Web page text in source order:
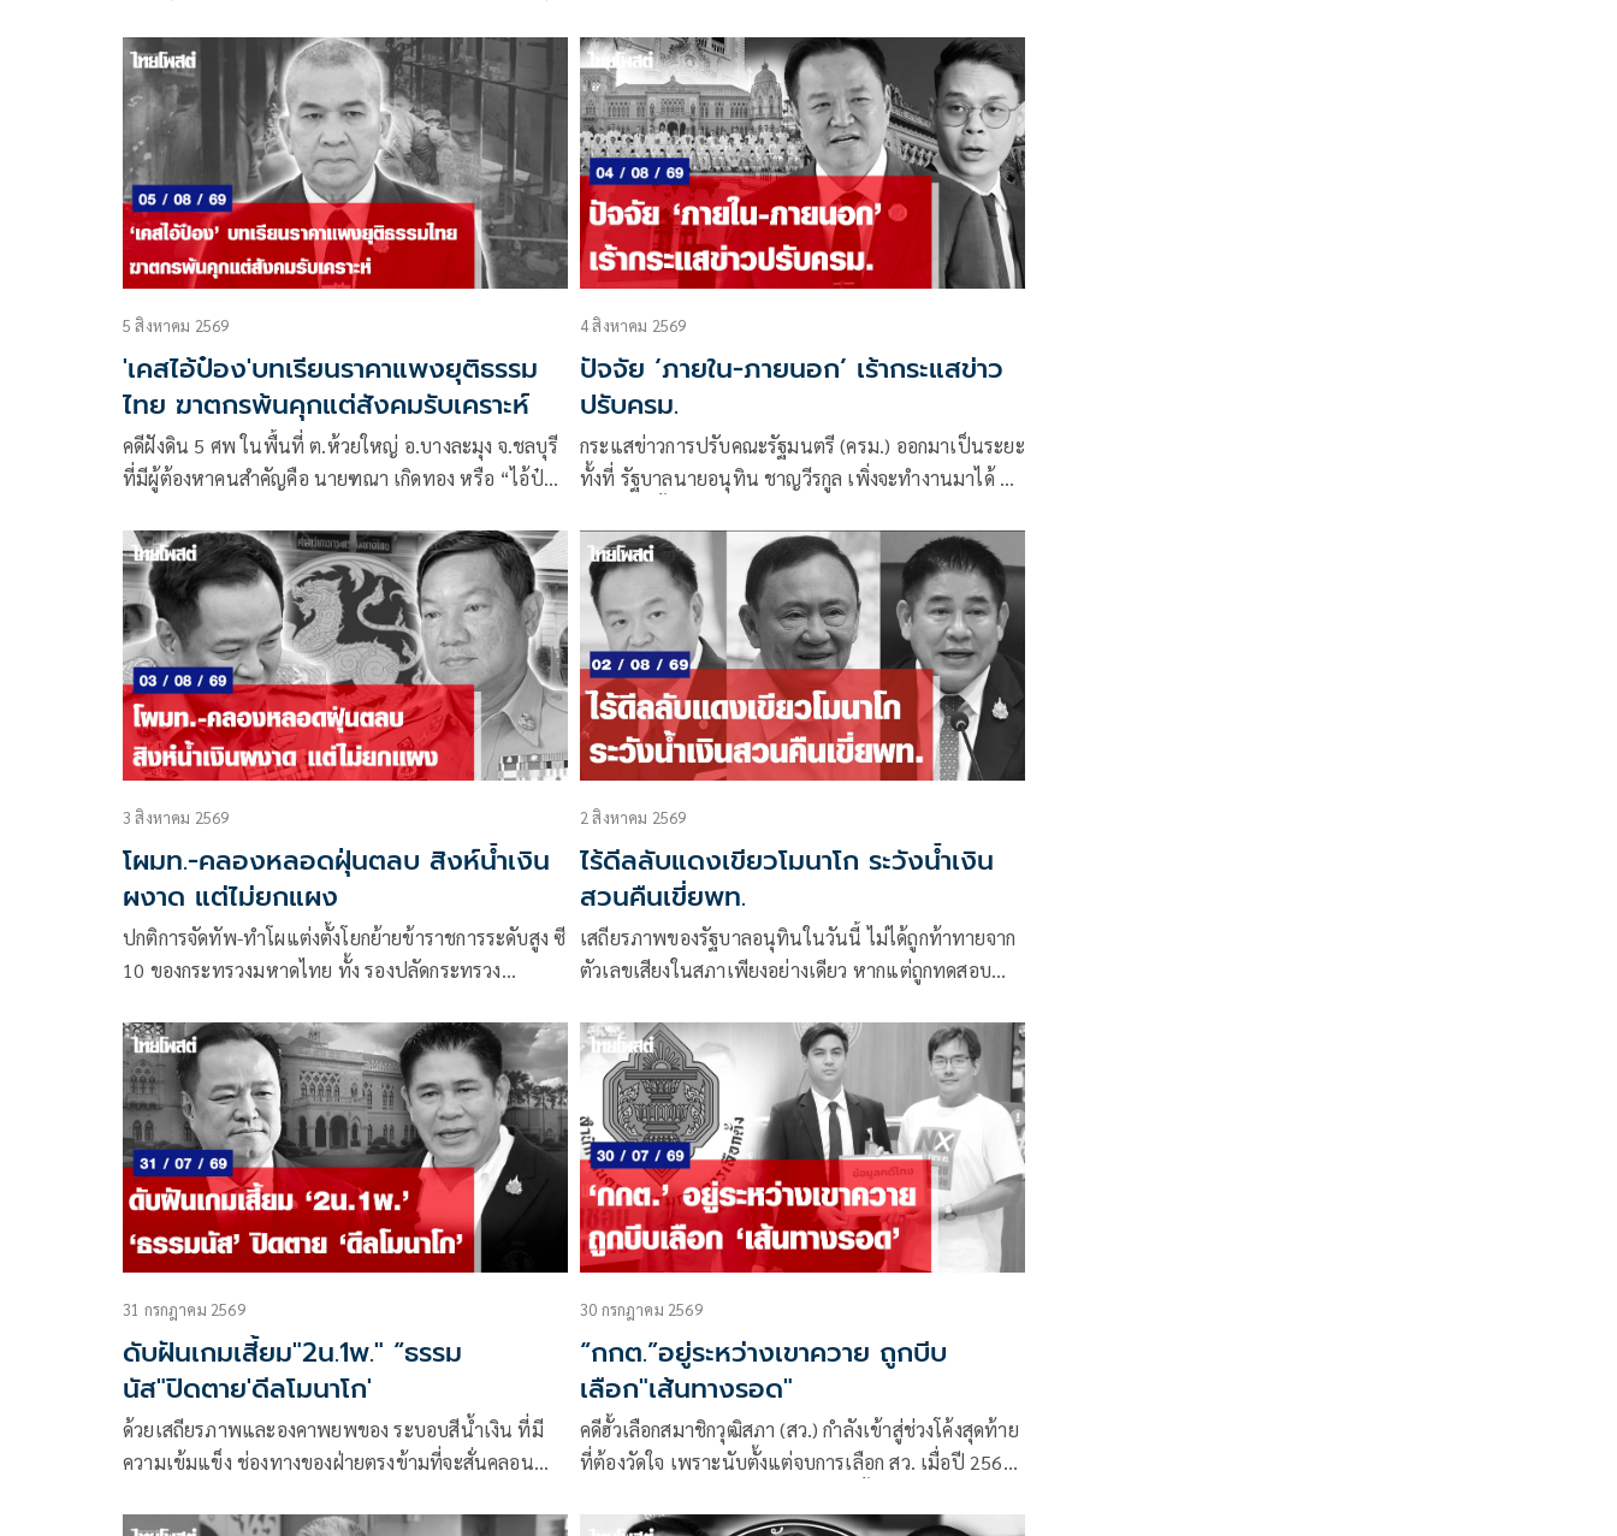
รุนแรงจะยุติลงได้อย่างสมบูรณ์
มา
5 สิงหาคม 2569
'เคสไอ้ป๋อง'บทเรียนราคาแพงยุติธรรม
ไทย ฆาตกรพ้นคุกแต่สังคมรับเคราะห์
คดีฝังดิน 5 ศพ ในพื้นที่ ต.ห้วยใหญ่ อ.บางละมุง จ.ชลบุรี
ที่มีผู้ต้องหาคนสำคัญคือ นายฑณา เกิดทอง หรือ “ไอ้ป๋อ
4 สิงหาคม 2569
ปัจจัย ‘ภายใน-ภายนอก’ เร้ากระแสข่าว
ปรับครม.
กระแสข่าวการปรับคณะรัฐมนตรี (ครม.) ออกมาเป็นระยะ
ทั้งที่ รัฐบาลนายอนุทิน ชาญวีรกูล เพิ่งจะทำงานมาได้ 4
เทียบรัฐบาลในอดีต ที่อย่างเร็วที่สุดจะปรับกันทุก 6 เดือน
หรือครึ่งปี
3 สิงหาคม 2569
โผมท.-คลองหลอดฝุ่นตลบ สิงห์น้ำเงิน
ผงาด แต่ไม่ยกแผง
ปกติการจัดทัพ-ทำโผแต่งตั้งโยกย้ายข้าราชการระดับสูง ซี
10 ของกระทรวงมหาดไทย ทั้ง รองปลัดกระทรวง
กระทรวงมหาดไทย ก็ได้รับความสนใจจากแวดวงการเมือง
พอสมควร ไม่แพ้โผทหาร-โผตำรวจ ยิ่งในช่วงการเมือง
พีกๆ เช่น จะมีการเลือกตั้งใหญ่ หรือการเมืองแรงๆ มี
โอกาสที่จะมีการเปลี่ยนแปลงขั้วอำนาจการเมือง โผ
มหาดไทยก็จะอยู่ในความสนใจของแวดวงการเมืองตาม
ไปด้วย
2 สิงหาคม 2569
ไร้ดีลลับแดงเขียวโมนาโก ระวังน้ำเงิน
สวนคืนเขี่ยพท.
เสถียรภาพของรัฐบาลอนุทินในวันนี้ ไม่ได้ถูกท้าทายจาก
ตัวเลขเสียงในสภาเพียงอย่างเดียว หากแต่ถูกทดสอบ
ความแตกแยกภายในเครือข่ายอำนาจของพรรคภูมิใจ
ไทย
31 กรกฎาคม 2569
ดับฝันเกมเสี้ยม"2น.1พ." “ธรรม
นัส"ปิดตาย'ดีลโมนาโก'
ด้วยเสถียรภาพและองคาพยพของ ระบอบสีน้ำเงิน ที่มี
ความเข้มแข็ง ช่องทางของฝ่ายตรงข้ามที่จะสั่นคลอน
เสี้ยมให้เกิดความแตกแยก ดังที่เกิดขึ้นในยุค 3 ป. แห่ง
30 กรกฎาคม 2569
“กกต.”อยู่ระหว่างเขาควาย ถูกบีบ
เลือก"เส้นทางรอด"
คดีฮั้วเลือกสมาชิกวุฒิสภา (สว.) กำลังเข้าสู่ช่วงโค้งสุดท้าย
ที่ต้องวัดใจ เพราะนับตั้งแต่จบการเลือก สว. เมื่อปี 2567
ห้องพักในกรุงเทพฯ และปริมณฑล การแจกตั๋วเครื่องบิน